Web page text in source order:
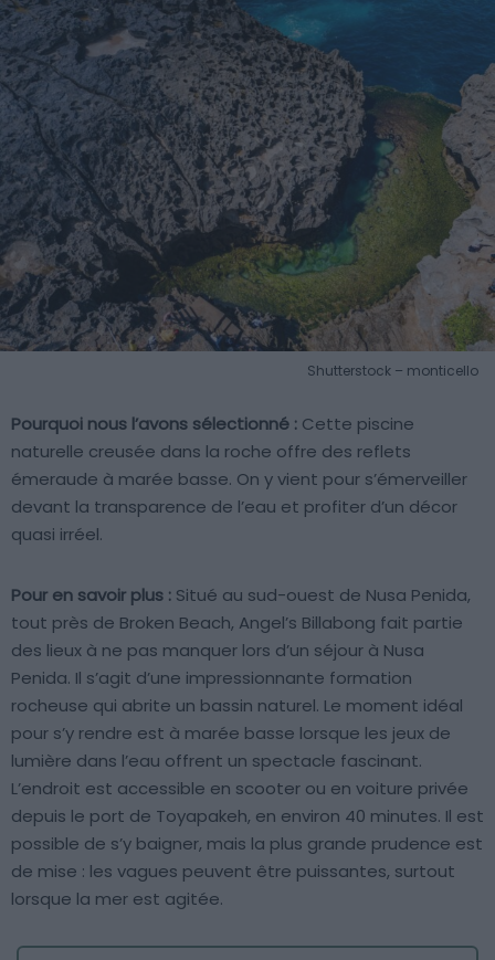
Shutterstock – monticello
Pourquoi nous l’avons sélectionné : Cette piscine
naturelle creusée dans la roche offre des reflets
émeraude à marée basse. On y vient pour s’émerveiller
devant la transparence de l’eau et profiter d’un décor
quasi irréel.
Pour en savoir plus : Situé au sud-ouest de Nusa Penida,
tout près de Broken Beach, Angel’s Billabong fait partie
des lieux à ne pas manquer lors d’un séjour à Nusa
Penida. Il s’agit d’une impressionnante formation
rocheuse qui abrite un bassin naturel. Le moment idéal
pour s’y rendre est à marée basse lorsque les jeux de
lumière dans l’eau offrent un spectacle fascinant.
L’endroit est accessible en scooter ou en voiture privée
depuis le port de Toyapakeh, en environ 40 minutes. Il est
possible de s’y baigner, mais la plus grande prudence est
de mise : les vagues peuvent être puissantes, surtout
lorsque la mer est agitée.